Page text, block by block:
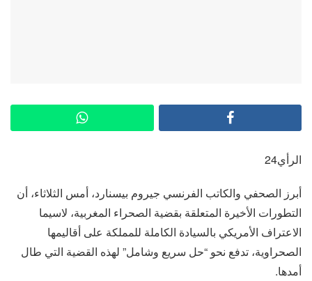
الرأي24
أبرز الصحفي والكاتب الفرنسي جيروم بيسنارد، أمس الثلاثاء، أن
التطورات الأخيرة المتعلقة بقضية الصحراء المغربية، لاسيما
الاعتراف الأمريكي بالسيادة الكاملة للمملكة على أقاليمها
الصحراوية، تدفع نحو “حل سريع وشامل” لهذه القضية التي طال
أمدها.